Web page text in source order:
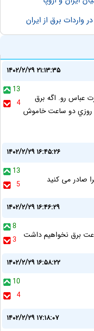
۱۴۰۲/۲/۲۹ ۲۱:۱۳:۳۵
13
4
عباس رو. اگه برق
روزي دو ساعت خاموش
۱۴۰۲/۲/۲۹ ۱۶:۴۵:۲۶
13
5
صادر می کنید
۱۴۰۲/۲/۲۹ ۱۶:۴۶:۲۹
8
3
۱۴۰۲/۲/۲۹ ۱۶:۵۸:۲۲
10
4
۱۴۰۲/۲/۲۹ ۱۷:۱۸:۰۷